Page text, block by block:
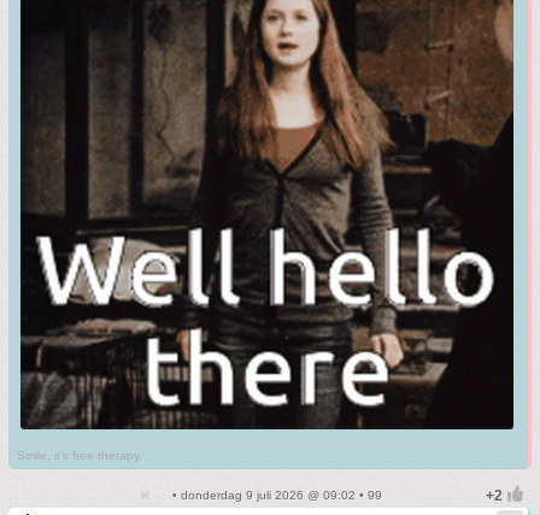
Smile, it's free therapy.
• donderdag 9 juli 2026 @ 09:02 • 99